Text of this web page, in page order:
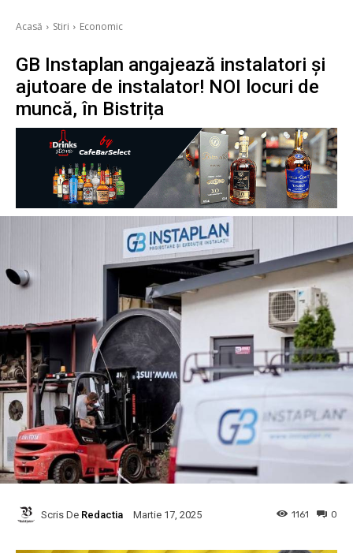
Acasă Stiri Economic
GB Instaplan angajează instalatori și
ajutoare de instalator! NOI locuri de
muncă, în Bistrița
Scris De Redactia Martie 17, 2025 0
1161